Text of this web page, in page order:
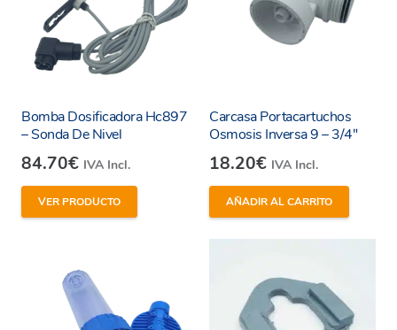
Bomba Dosificadora Hc897
– Sonda De Nivel
84.70€ IVA Incl.
VER PRODUCTO
Carcasa Portacartuchos
Osmosis Inversa 9 – 3/4″
18.20€ IVA Incl.
AÑADIR AL CARRITO